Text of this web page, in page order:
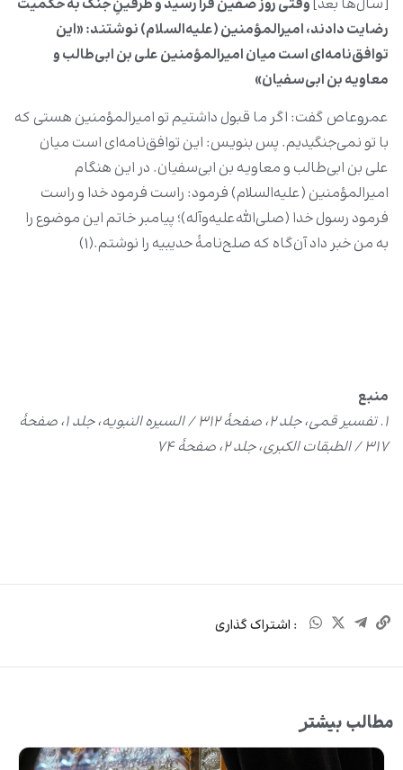
[سال‌ها بعد]وقتی روز صفین فرا رسید و طرفینِ جنگ به حکمیت
رضایت دادند، امیرالمؤمنین (علیه‌السلام) نوشتند: «این
توافق‌نامه‌اى است میان امیرالمؤمنین على بن ابى‌طالب و
معاویه بن ابى‌سفیان»
عمروعاص گفت: اگر ما قبول داشتیم تو امیرالمؤمنین هستى که
با تو نمى‌جنگیدیم. پس بنویس: این توافق‌نامه‌اى است میان
علی بن ابى‌طالب و معاویه بن ابى‌سفیان. در این هنگام
امیرالمؤمنین (علیه‌السلام) فرمود: راست فرمود خدا و راست
فرمود رسول خدا (صلی‌الله‌علیه‌وآله)؛ پیامبر خاتم این موضوع را
به من خبر داد آن‌گاه که صلح‌نامۀ حدیبیه را نوشتم.(۱)
منبع
۱. تفسیر قمی، جلد ۲، صفحۀ ۳۱۲ / السیره النبویه، جلد ۱، صفحۀ
۳۱۷ / الطبقات الکبری، جلد ۲، صفحۀ ۷۴
: اشتراک گذاری
مطالب بیشتر